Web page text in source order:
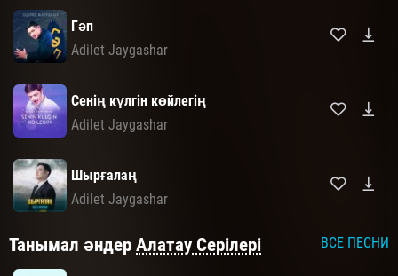
Гәп
Adilet Jaygashar
Сенің күлгін көйлегің
Adilet Jaygashar
Шырғалаң
Adilet Jaygashar
Танымал әндер Алатау Серілері ВСЕ ПЕСНИ